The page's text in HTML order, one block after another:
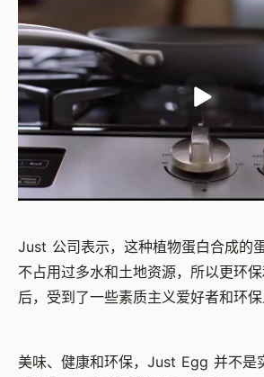
Just 公司表示，这种植物蛋白合成的
不占用过多水和土地资源，所以更环
后，受到了一些素质主义爱好者和环保
美味、健康和环保， Just Egg 并不是